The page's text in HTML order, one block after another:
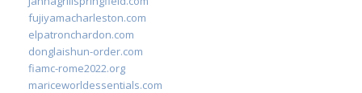
fujiyamacharleston.com
elpatronchardon.com
donglaishun-order.com
fiamc-rome2022.org
mariceworldessentials.com